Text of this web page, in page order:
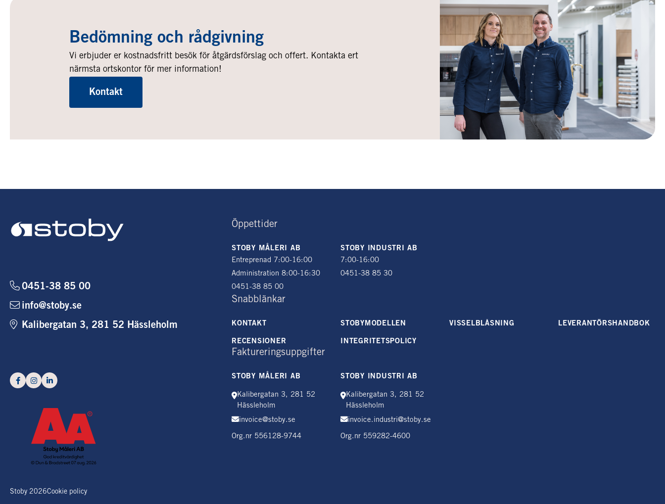
Bedömning och rådgivning
Vi erbjuder er kostnadsfritt besök för åtgärdsförslag och offert. Kontakta ert
närmsta ortskontor för mer information!
Kontakt
0451-38 85 00
info@stoby.se
Kalibergatan 3, 281 52 Hässleholm
Öppettider
STOBY MÅLERI AB
Entreprenad 7:00-16:00
Administration 8:00-16:30
0451-38 85 00
STOBY INDUSTRI AB
7:00-16:00
0451-38 85 30
Snabblänkar
KONTAKT STOBYMODELLEN VISSELBLÅSNING LEVERANTÖRSHANDBOK
RECENSIONER INTEGRITETSPOLICY
Faktureringsuppgifter
STOBY MÅLERI AB
Kalibergatan 3, 281 52
Hässleholm
invoice@stoby.se
Org.nr 556128-9744
STOBY INDUSTRI AB
Kalibergatan 3, 281 52
Hässleholm
invoice.industri@stoby.se
Org.nr 559282-4600
Stoby 2026Cookie policy